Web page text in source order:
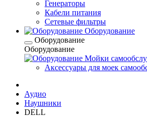
Генераторы
Кабели питания
Сетевые фильтры
Оборудование
Оборудование
Оборудование
Мойки
Аксессуары для моек
Аудио
Наушники
DELL